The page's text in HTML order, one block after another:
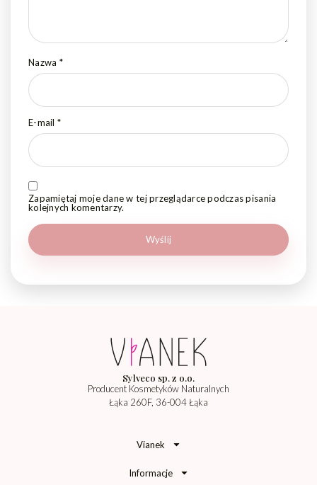
Nazwa *
E-mail *
Zapamiętaj moje dane w tej przeglądarce podczas pisania
kolejnych komentarzy.
Sylveco sp. z o.o.
Producent Kosmetyków Naturalnych
Łąka 260F, 36-004 Łąka
Vianek
Informacje